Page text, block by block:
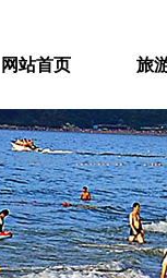
网站首页 旅